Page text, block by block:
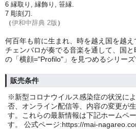
6 縁取り, 縁飾り, 笹縁.
7 彫刻刀.
（伊和中辞典 2版 ）
何百年も前に生まれ、時を越え国を越え
チェンバロが奏でる音楽を通して、国
の「横顔="Profilo"」を見つめるシリーズ
販売条件
※新型コロナウイルス感染症の状況に
否、オンライン配信等、内容の変更が
す。これらの最新情報は下記ホームペ
す。 公式ページ:https://mai-